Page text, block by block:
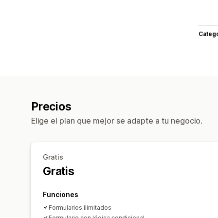
Precios
Elige el plan que mejor se adapte a tu negocio.
Gratis
Gratis
Funciones
Formularios ilimitados